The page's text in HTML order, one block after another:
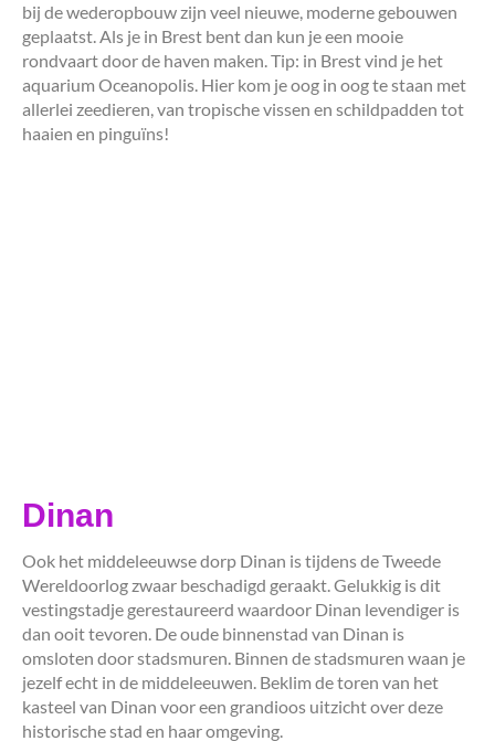
bij de wederopbouw zijn veel nieuwe, moderne gebouwen
geplaatst. Als je in Brest bent dan kun je een mooie
rondvaart door de haven maken. Tip: in Brest vind je het
aquarium Oceanopolis. Hier kom je oog in oog te staan met
allerlei zeedieren, van tropische vissen en schildpadden tot
haaien en pinguïns!
Dinan
Ook het middeleeuwse dorp Dinan is tijdens de Tweede
Wereldoorlog zwaar beschadigd geraakt. Gelukkig is dit
vestingstadje gerestaureerd waardoor Dinan levendiger is
dan ooit tevoren. De oude binnenstad van Dinan is
omsloten door stadsmuren. Binnen de stadsmuren waan je
jezelf echt in de middeleeuwen. Beklim de toren van het
kasteel van Dinan voor een grandioos uitzicht over deze
historische stad en haar omgeving.